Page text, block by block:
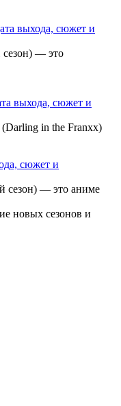
выхода, сюжет и
сезон) — это
выхода, сюжет и
in the Franxx)
сюжет и
сезон) — это аниме
новых сезонов и